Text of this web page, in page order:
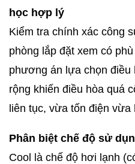
học hợp lý
Kiểm tra chính xác công
phòng lắp đặt xem có
phương án lựa chọn điều
rộng khiến điều hòa quá
liên tục, vừa tốn điện vừa
Phân biệt chế độ sử
Cool là chế độ hơi lạnh